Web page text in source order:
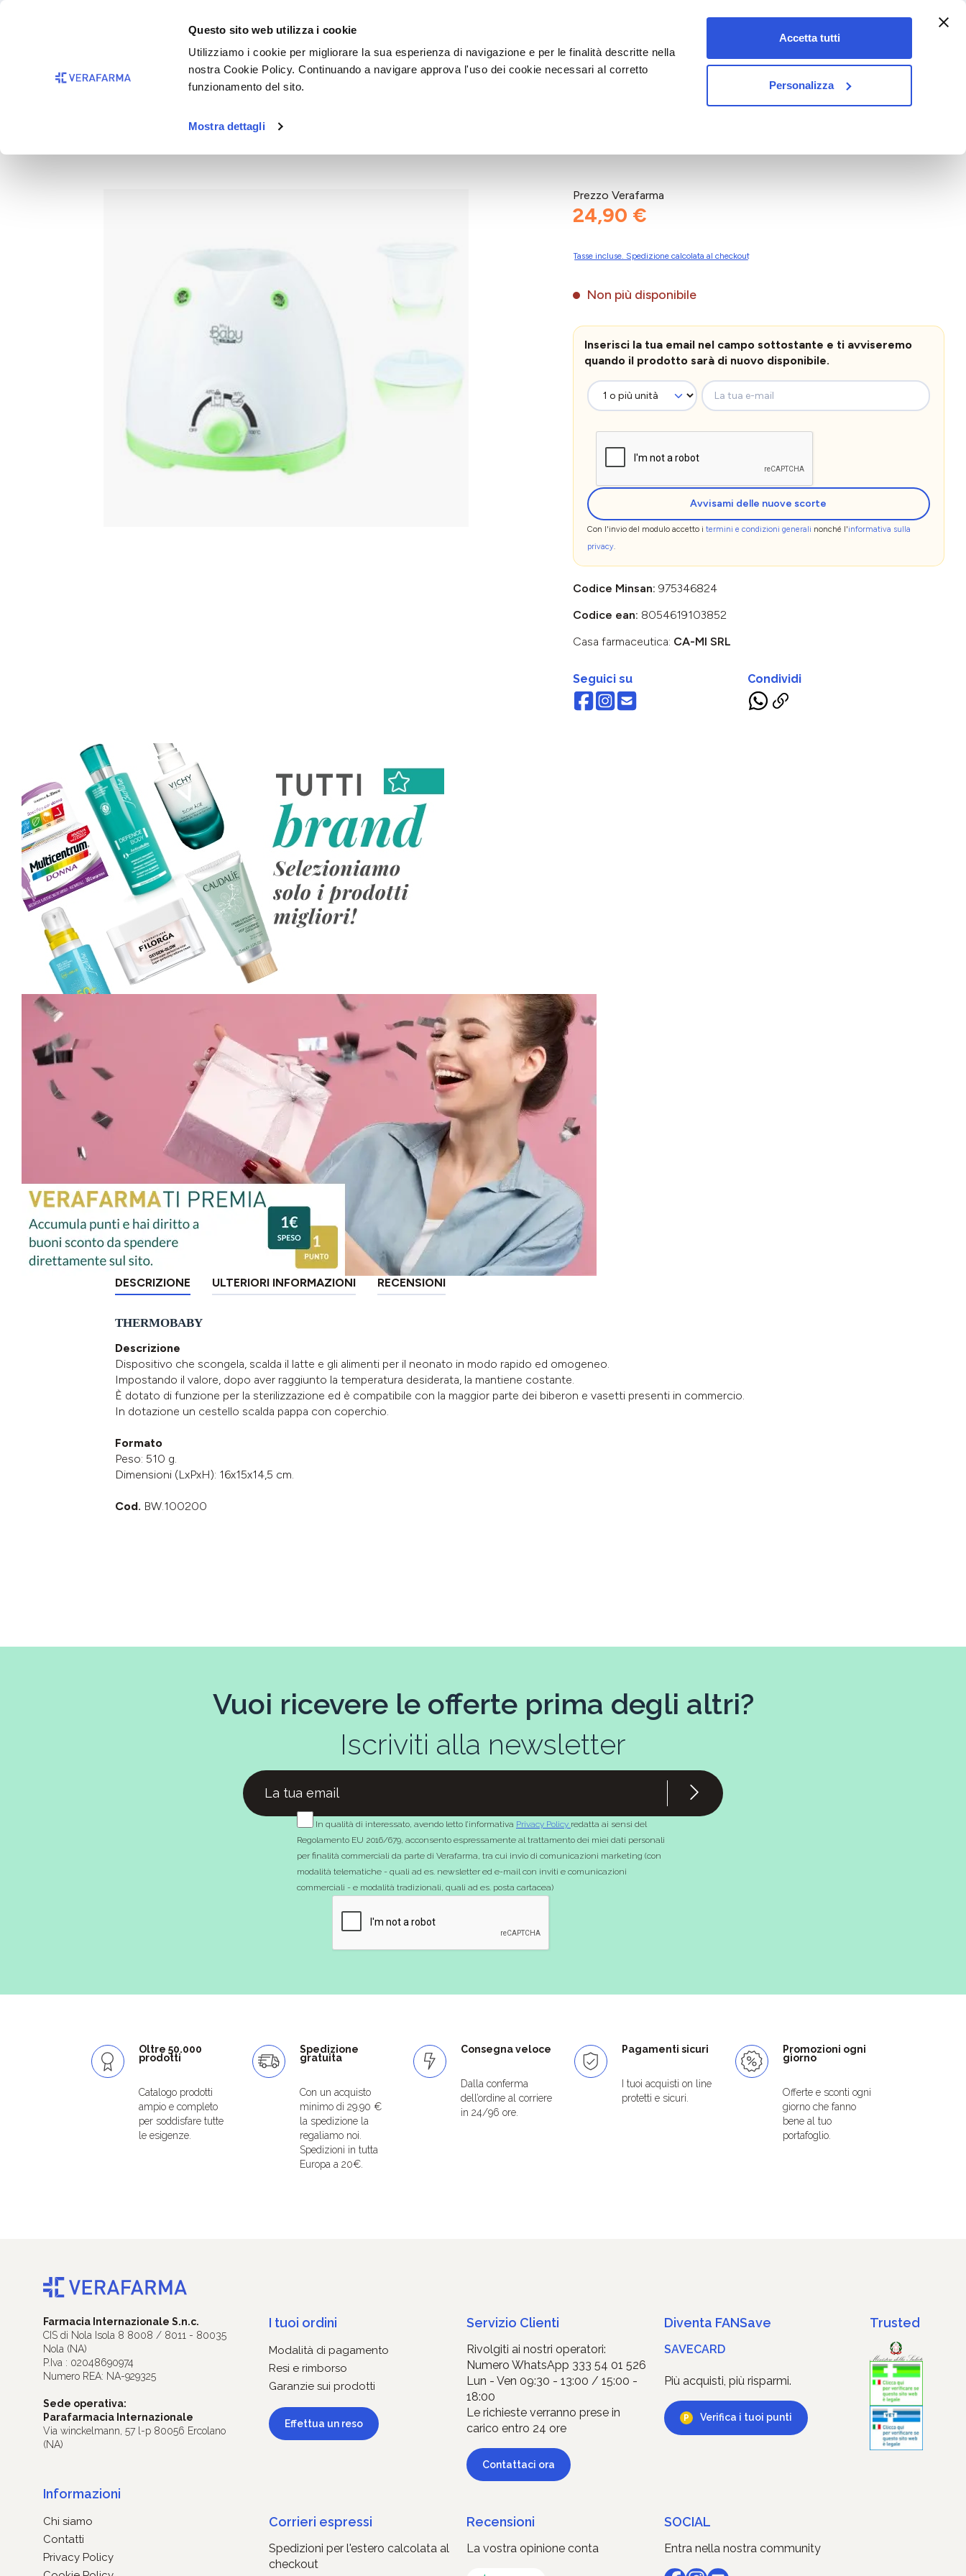
Questo sito web utilizza i cookie
Utilizziamo i cookie per migliorare la sua esperienza di navigazione e per le finalità descritte nella
nostra Cookie Policy. Continuando a navigare approva l'uso dei cookie necessari al corretto
funzionamento del sito.
Mostra dettagli
Accetta tutti
Personalizza
Passa alla navigazione principale
vet&pet
SCALDABIBERON THERMOBABY
Prezzo Verafarma
24,90 €
Tasse incluse. Spedizione calcolata al checkout
Non più disponibile
Inserisci la tua email nel campo sottostante e ti avviseremo
quando il prodotto sarà di nuovo disponibile.
La tua e-mail
Avvisami delle nuove scorte
Con l'invio del modulo accetto i termini e condizioni generali nonché l'informativa sulla
privacy.
Codice Minsan: 975346824
Codice ean: 8054619103852
Casa farmaceutica: CA-MI SRL
Seguici su Condividi
DESCRIZIONE ULTERIORI INFORMAZIONI RECENSIONI
THERMOBABY
Descrizione
Dispositivo che scongela, scalda il latte e gli alimenti per il neonato in modo rapido ed omogeneo.
Impostando il valore, dopo aver raggiunto la temperatura desiderata, la mantiene costante.
È dotato di funzione per la sterilizzazione ed è compatibile con la maggior parte dei biberon e vasetti presenti in commercio.
In dotazione un cestello scalda pappa con coperchio.
Formato
Peso: 510 g.
Dimensioni (LxPxH): 16x15x14,5 cm.
Cod. BW.100200
Vuoi ricevere le offerte prima degli altri?
Iscriviti alla newsletter
In qualità di interessato, avendo letto l’informativa Privacy Policy redatta ai sensi del
Regolamento EU 2016/679, acconsento espressamente al trattamento dei miei dati personali
per finalità commerciali da parte di Verafarma, tra cui invio di comunicazioni marketing (con
modalità telematiche - quali ad es. newsletter ed e-mail con inviti e comunicazioni
commerciali - e modalità tradizionali, quali ad es. posta cartacea)
Oltre 50.000
prodotti
Catalogo prodotti
ampio e completo
per soddisfare tutte
le esigenze.
Spedizione
gratuita
Con un acquisto
minimo di 29.90 €
la spedizione la
regaliamo noi.
Spedizioni in tutta
Europa a 20€.
Consegna veloce
Dalla conferma
dell’ordine al corriere
in 24/96 ore.
Pagamenti sicuri
I tuoi acquisti on line
protetti e sicuri.
Promozioni ogni
giorno
Offerte e sconti ogni
giorno che fanno
bene al tuo
portafoglio.
Farmacia Internazionale S.n.c.
CIS di Nola Isola 8 8008 / 8011 - 80035
Nola (NA)
P.Iva : 02048690974
Numero REA: NA-929325
Sede operativa:
Parafarmacia Internazionale
Via winckelmann, 57 l-p 80056 Ercolano
(NA)
Informazioni
Chi siamo
Contatti
Privacy Policy
I tuoi ordini
Modalità di pagamento
Resi e rimborso
Garanzie sui prodotti
Effettua un reso
Servizio Clienti
Rivolgiti ai nostri operatori:
Numero WhatsApp 333 54 01 526
Lun - Ven 09:30 - 13:00 / 15:00 -
18:00
Le richieste verranno prese in
carico entro 24 ore
Contattaci ora
Diventa FANSave
SAVECARD
Più acquisti, più risparmi.
Verifica i tuoi punti
Corrieri espressi
Spedizioni per l'estero calcolata al
checkout
Recensioni
La vostra opinione conta
SOCIAL
Entra nella nostra community
Trusted